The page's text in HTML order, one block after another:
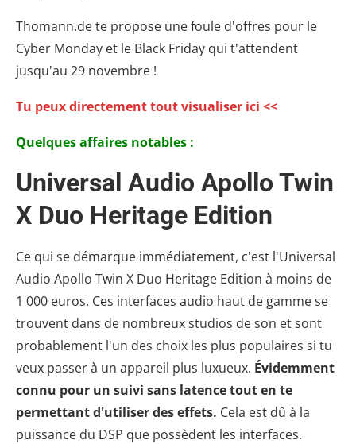
Thomann.de te propose une foule d'offres pour le
Cyber Monday et le Black Friday qui t'attendent
jusqu'au 29 novembre !
Tu peux directement tout visualiser ici <<
Quelques affaires notables :
Universal Audio Apollo Twin
X Duo Heritage Edition
Ce qui se démarque immédiatement, c'est l'Universal
Audio Apollo Twin X Duo Heritage Edition à moins de
1 000 euros. Ces interfaces audio haut de gamme se
trouvent dans de nombreux studios de son et sont
probablement l'un des choix les plus populaires si tu
veux passer à un appareil plus luxueux. Évidemment
connu pour un suivi sans latence tout en te
permettant d'utiliser des effets. Cela est dû à la
puissance du DSP que possèdent les interfaces.